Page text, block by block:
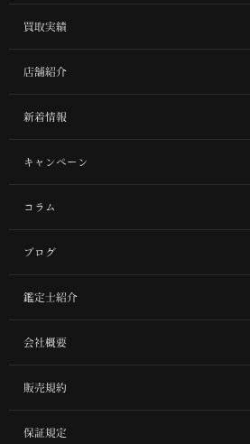
買取実績
店舗紹介
新着情報
キャンペーン
コラム
ブログ
鑑定士紹介
会社概要
販売規約
保証規定